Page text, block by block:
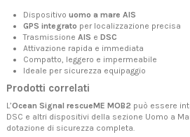
Dispositivo uomo a mare AIS
GPS integrato per localizzazione precisa
Trasmissione AIS e DSC
Attivazione rapida e immediata
Compatto, leggero e impermeabile
Ideale per sicurezza equipaggio
Prodotti correlati
L’Ocean Signal rescueME MOB2 può essere
DSC e altri dispositivi della sezione Uomo a
dotazione di sicurezza completa.